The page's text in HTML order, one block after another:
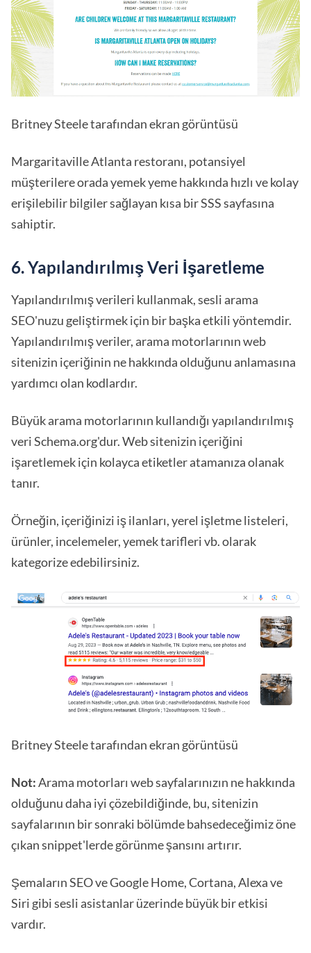
Britney Steele tarafından ekran görüntüsü
Margaritaville Atlanta restoranı, potansiyel
müşterilere orada yemek yeme hakkında hızlı ve kolay
erişilebilir bilgiler sağlayan kısa bir SSS sayfasına
sahiptir.
6. Yapılandırılmış Veri İşaretleme
Yapılandırılmış verileri kullanmak, sesli arama
SEO'nuzu geliştirmek için bir başka etkili yöntemdir.
Yapılandırılmış veriler, arama motorlarının web
sitenizin içeriğinin ne hakkında olduğunu anlamasına
yardımcı olan kodlardır.
Büyük arama motorlarının kullandığı yapılandırılmış
veri Schema.org'dur. Web sitenizin içeriğini
işaretlemek için kolayca etiketler atamanıza olanak
tanır.
Örneğin, içeriğinizi iş ilanları, yerel işletme listeleri,
ürünler, incelemeler, yemek tarifleri vb. olarak
kategorize edebilirsiniz.
Britney Steele tarafından ekran görüntüsü
Not:Arama motorları web sayfalarınızın ne hakkında
olduğunu daha iyi çözebildiğinde, bu, sitenizin
sayfalarının bir sonraki bölümde bahsedeceğimiz öne
çıkan snippet'lerde görünme şansını artırır.
Şemaların SEO ve Google Home, Cortana, Alexa ve
Siri gibi sesli asistanlar üzerinde büyük bir etkisi
vardır.